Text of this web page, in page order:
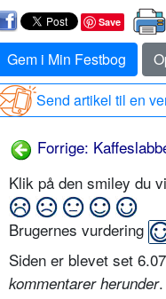
Save
Gem i Min Festbog
Send artikel til en
Forrige:
Klik på den smiley du
Brugernes vurdering
Siden er blevet set
kommentarer herunder.